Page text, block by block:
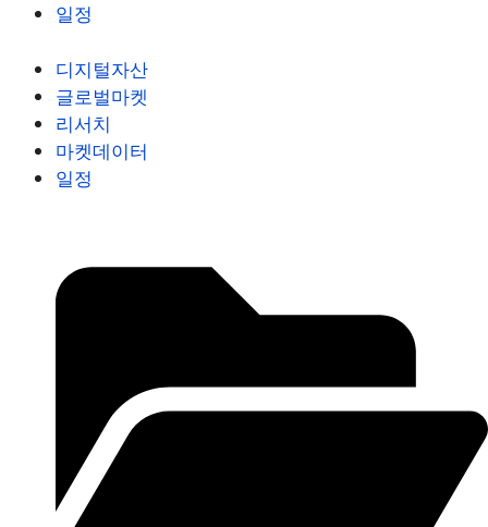
일정
디지털자산
글로벌마켓
리서치
마켓데이터
일정